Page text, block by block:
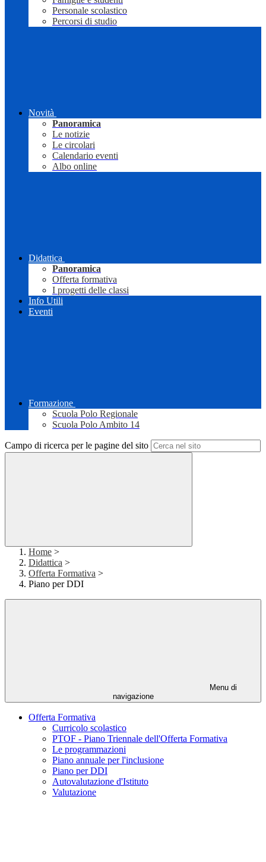
Personale scolastico
Percorsi di studio
Novità
Panoramica
Le notizie
Le circolari
Calendario eventi
Albo online
Didattica
Panoramica
Offerta formativa
I progetti delle classi
Info Utili
Eventi
Formazione
Scuola Polo Regionale
Scuola Polo Ambito 14
Campo di ricerca per le pagine del sito
Home >
Didattica >
Offerta Formativa >
Piano per DDI
Menu di
navigazione
Offerta Formativa
Curricolo scolastico
PTOF - Piano Triennale dell'Offerta Formativa
Le programmazioni
Piano annuale per l'inclusione
Piano per DDI
Autovalutazione d'Istituto
Valutazione